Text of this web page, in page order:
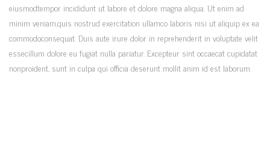
eiusmodtempor incididunt ut labore et dolore magna aliqua. Ut enim ad
minim veniam,quis nostrud exercitation ullamco laboris nisi ut aliquip ex ea
commodoconsequat. Duis aute irure dolor in reprehenderit in voluptate velit
essecillum dolore eu fugiat nulla pariatur. Excepteur sint occaecat cupidatat
nonproident, sunt in culpa qui officia deserunt mollit anim id est laborum.